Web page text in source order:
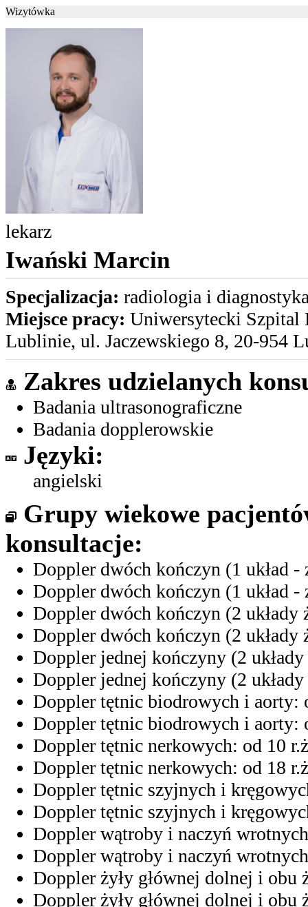
Wizytówka
lekarz
Iwański Marcin
Specjalizacja: radiologia i
Miejsce pracy: Uniwersytecki
Lublinie, ul. Jaczewskiego 8, 20-954
Zakres udzielanych
Badania ultrasonograficzne
Badania dopplerowskie
Języki:
angielski
Grupy wiekowe
konsultacje:
Doppler dwóch kończyn (1 układ
Doppler dwóch kończyn (1 układ
Doppler dwóch kończyn (2
Doppler dwóch kończyn (2
Doppler jednej kończyny (2
Doppler jednej kończyny (2
Doppler tętnic biodrowych i aorty:
Doppler tętnic biodrowych i aorty:
Doppler tętnic nerkowych: od 10
Doppler tętnic nerkowych: od 18
Doppler tętnic szyjnych i
Doppler tętnic szyjnych i
Doppler wątroby i naczyń
Doppler wątroby i naczyń
Doppler żyły głównej dolnej i obu
Doppler żyły głównej dolnej i obu